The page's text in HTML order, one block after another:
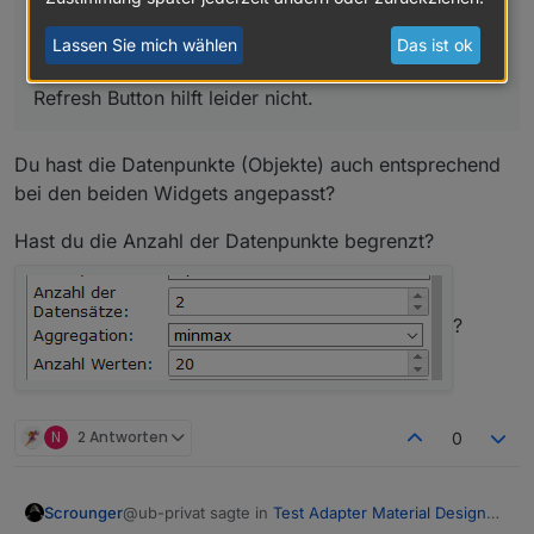
mehr an. Wenn ich dann wieder unter 7 Tagen
auswähle, dauert es manchmal einige min bis etwas
angezeigt wird oder es passiert nichts. Auch der
Refresh Button hilft leider nicht.
Du hast die Datenpunkte (Objekte) auch entsprechend
bei den beiden Widgets angepasst?
Hast du die Anzahl der Datenpunkte begrenzt?
?
N 2 Antworten 0
Scrounger@ub-privat sagte in Test Adapter Material Design
Lassen Sie mich wählen Das ist ok